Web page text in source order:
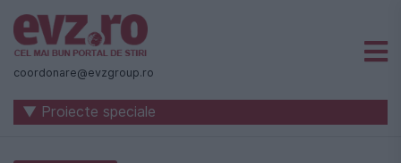
Știri
naționale
internaționale
coordonare@evzgroup.ro
▼ Proiecte speciale